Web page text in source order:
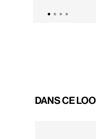
DANS CE